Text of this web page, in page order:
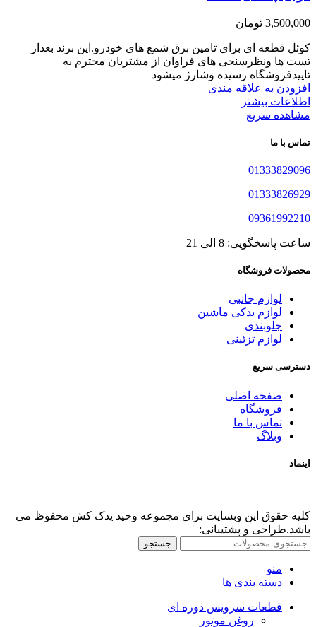
3,500,000 تومان
کوئل قطعه ای برای تامین برق شمع های خودرو.این برند بعداز
تست ها ونظرسنجی های فراوان از مشتریان محترم به
تاییدفروشگاه رسیده وشارژ میشود
افزودن به علاقه مندی
اطلاعات بیشتر
مشاهده سریع
تماس با ما
01333829096
01333826929
09361992210
ساعت پاسخگویی: 8 الی 21
محصولات فروشگاه
لوازم جانبی
لوازم یدکی ماشین
جلوبندی
لوازم تزئینی
دسترسی سریع
صفحه اصلی
فروشگاه
تماس با ما
وبلاگ
اینماد
کلیه حقوق این وبسایت برای مجموعه وحید یدک کش محفوظ می
باشد.طراحی و پشتیبانی:
جستجو
منو
دسته بندی ها
قطعات سرویس دوره ای
روغن موتور